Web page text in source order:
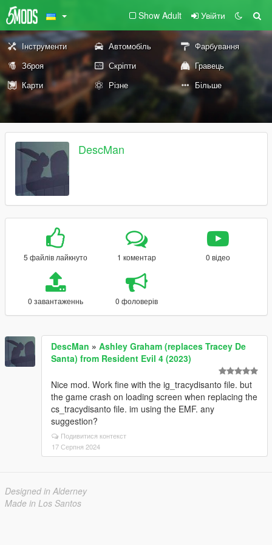
Show Adult Увійти
Інструменти Автомобіль
Фарбування
Зброя
Скріпти
Гравець
Карти
Різне Більше
DescMan
5 файлів лайкнуто 1 коментар 0 відео
0 завантаженнь 0 фоловерів
DescMan » Ashley Graham (replaces Tracey De
Santa) from Resident Evil 4 (2023)
Nice mod. Work fine with the ig_tracydisanto file. but
the game crash on loading screen when replacing the
cs_tracydisanto file. im using the EMF. any
suggestion?
Подивитися контекст
17 Серпня 2024
Designed in Alderney
Made in Los Santos